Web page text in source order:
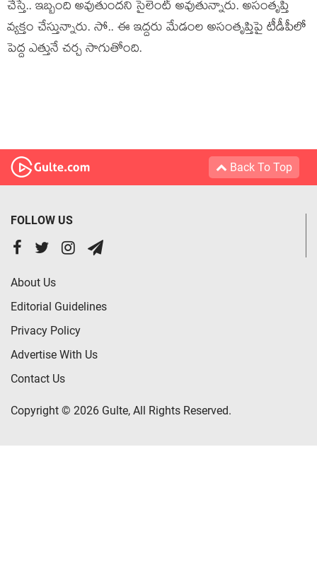
చేస్తే.. ఇబ్బంది అవుతుంద‌ని సైలెంట్ అవుతున్నారు. అసంతృప్తి
వ్య‌క్తం చేస్తున్నారు. సో.. ఈ ఇద్ద‌రు మేడంల అసంతృప్తిపై టీడీపీలో
పెద్ద ఎత్తునే చ‌ర్చ సాగుతోంది.
Back To Top
FOLLOW US
About Us
Editorial Guidelines
Privacy Policy
Advertise With Us
Contact Us
Copyright © 2026 Gulte, All Rights Reserved.